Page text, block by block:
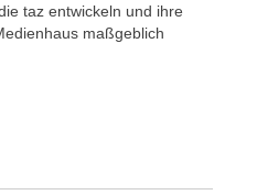
taz entwickeln und ihre
maßgeblich